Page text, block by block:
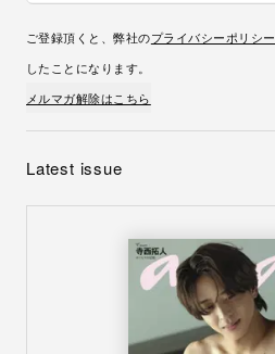
ご登録頂くと、弊社のプライバシーポリシー
したことになります。
メルマガ解除はこちら
Latest issue